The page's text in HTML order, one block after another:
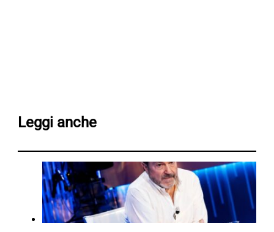
Leggi anche